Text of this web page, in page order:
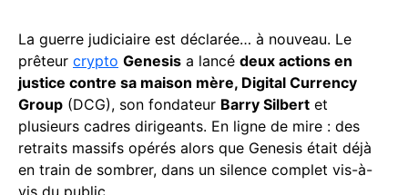
La guerre judiciaire est déclarée… à nouveau. Le
prêteur crypto Genesis a lancé deux actions en
justice contre sa maison mère, Digital Currency
Group (DCG), son fondateur Barry Silbert et
plusieurs cadres dirigeants. En ligne de mire : des
retraits massifs opérés alors que Genesis était déjà
en train de sombrer, dans un silence complet vis-à-